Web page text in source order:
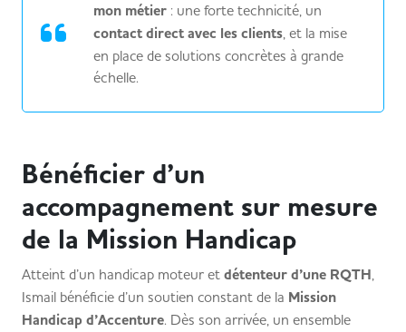
mon métier : une forte technicité, un
contact direct avec les clients, et la mise
en place de solutions concrètes à grande
échelle.
Bénéficier d’un
accompagnement sur mesure
de la Mission Handicap
Atteint d’un handicap moteur et détenteur d’une RQTH,
Ismail bénéficie d’un soutien constant de la Mission
Handicap d’Accenture. Dès son arrivée, un ensemble